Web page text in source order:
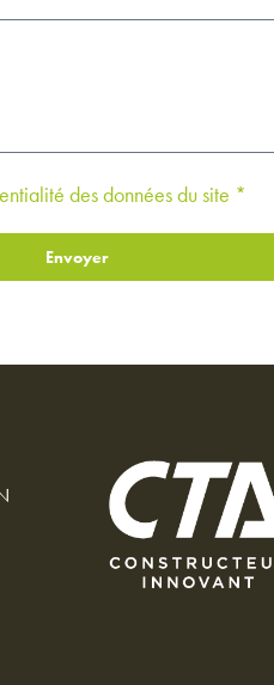
des données du site *
Envoyer